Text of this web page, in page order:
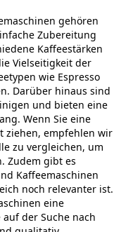
gehören
Zubereitung
Kaffeestärken
Vielseitigkeit der
wie Espresso
Darüber hinaus sind
und bieten eine
Wenn Sie eine
ziehen, empfehlen wir
zu vergleichen, um
Zudem gibt es
Kaffeemaschinen
noch relevanter ist.
eine
der Suche nach